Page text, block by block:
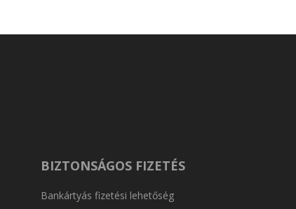
BIZTONSÁGOS FIZETÉS
Bankártyás fizetési lehetőség